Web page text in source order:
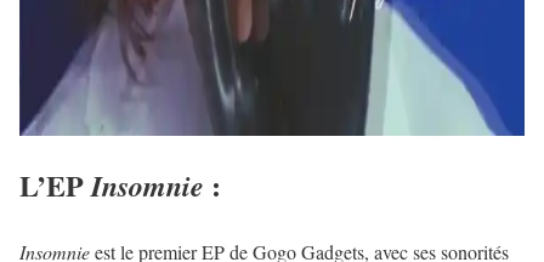
L’EPInsomnie :
Insomnieest le premier EP de Gogo Gadgets, avec ses sonorités